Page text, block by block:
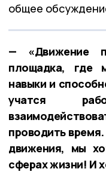
общее
— «Движение
площадка, где
навыки и
учатся
проводить
движения, мы
сферах жизни! И